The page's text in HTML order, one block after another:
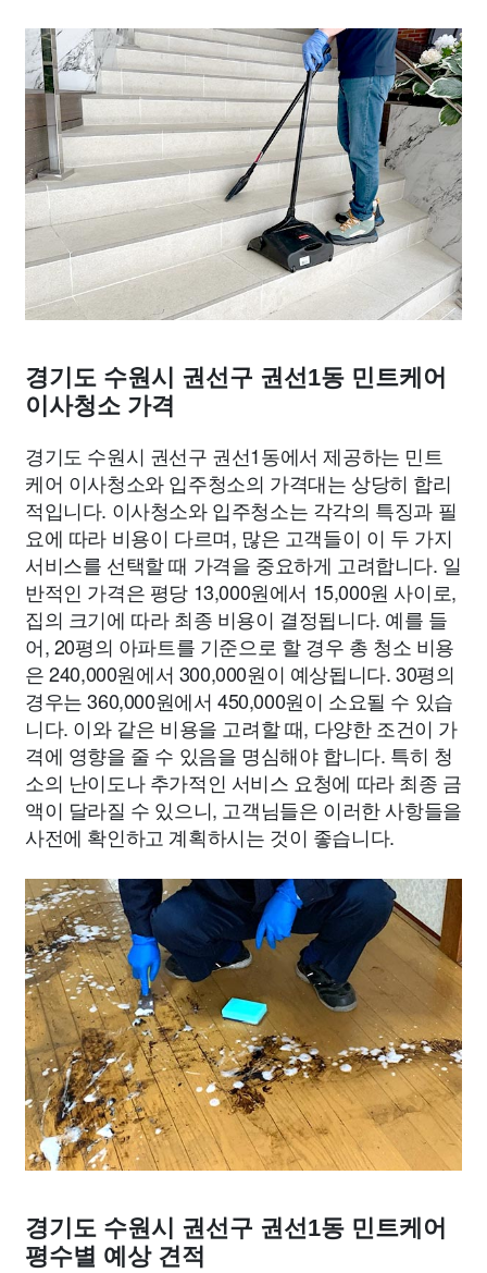
경기도 수원시 권선구 권선1동 민트케어
이사청소 가격
경기도 수원시 권선구 권선1동에서 제공하는 민트
케어 이사청소와 입주청소의 가격대는 상당히 합리
적입니다. 이사청소와 입주청소는 각각의 특징과 필
요에 따라 비용이 다르며, 많은 고객들이 이 두 가지
서비스를 선택할 때 가격을 중요하게 고려합니다. 일
반적인 가격은 평당 13,000원에서 15,000원 사이로,
집의 크기에 따라 최종 비용이 결정됩니다. 예를 들
어, 20평의 아파트를 기준으로 할 경우 총 청소 비용
은 240,000원에서 300,000원이 예상됩니다. 30평의
경우는 360,000원에서 450,000원이 소요될 수 있습
니다. 이와 같은 비용을 고려할 때, 다양한 조건이 가
격에 영향을 줄 수 있음을 명심해야 합니다. 특히 청
소의 난이도나 추가적인 서비스 요청에 따라 최종 금
액이 달라질 수 있으니, 고객님들은 이러한 사항들을
사전에 확인하고 계획하시는 것이 좋습니다.
경기도 수원시 권선구 권선1동 민트케어
평수별 예상 견적